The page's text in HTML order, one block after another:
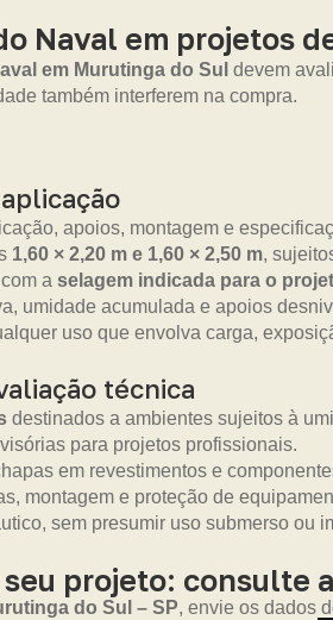
Naval em projetos
em Murutinga do Sul devem
também interferem na compra.
apoios, montagem e
1,60 × 2,20 m e 1,60 × 2,50 m,
a selagem indicada para o
umidade acumulada e apoios
uso que envolva carga,
técnica
destinados a ambientes sujeitos à
para projetos profissionais.
em revestimentos e
montagem e proteção de
sem presumir uso submerso ou
projeto: consulte
do Sul – SP, envie os dados